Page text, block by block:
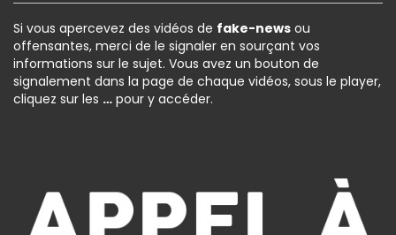
Si vous apercevez des vidéos de fake-news ou
offensantes, merci de le signaler en sourçant vos
informations sur le sujet. Vous avez un bouton de
signalement dans la page de chaque vidéos, sous le player,
cliquez sur les … pour y accéder.